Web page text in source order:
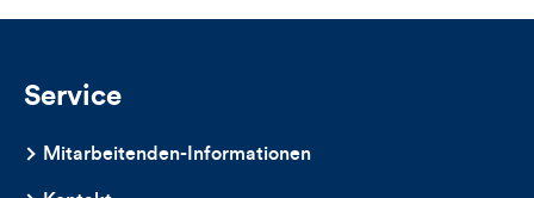
Kommentare
dieses
Service
Mitarbeitenden-Informationen